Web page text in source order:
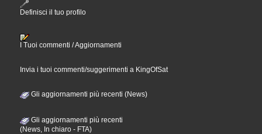
Definisci il tuo profilo
I Tuoi commenti / Aggiornamenti
Invia i tuoi commenti/suggerimenti a KingOfSat
Gli aggiornamenti più recenti (News)
Gli aggiornamenti più recenti
(News, In chiaro - FTA)